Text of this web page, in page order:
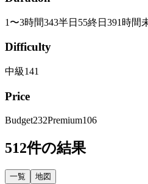
1〜3時間343半日 55終日 391時間
Difficulty
中級141
Price
Budget232Premium106
512件の結果
一覧 地図